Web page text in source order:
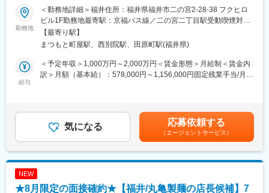
変更の範囲：会社の定める業務
GitLab（マージリクエストベースでレビューを実施）
【コラボレーションツール】
Google Workspace、Redmine、Slack、Jira
■開発体制・開発スタイル：
【開発体制】
当社は一人一人のメンバーが主体的・自発的な開発が行えるよ
2週間～1ヶ月（チームにより異なる）に1回のサイクルでリリー
います。
■業務内容：
以下のような横断的な業務を担っていただきます。
・複数プロダクト・チームにまたがる技術的課題の抽出・改善の
主導
・技術ロードマップの策定と実行、技術投資に関する提言・意思
決定支援
・共通基盤・アーキテクチャ設計（API基盤、データ基盤、開発基
・新規技術導入の検証・PoC、プロダクト横断的な技術選定
・各チーム・部門との連携／技術的なボトルネックの解消
・技術組織構造・採用・育成に関する提案・推進
■技術スタック：
勤務地
＜勤務地詳細＞福井住所：福井県福井市二の宮2-28-38 フクヒロ
ビル1F勤務地最寄駅：京福バス線／二の宮二丁目駅受動喫煙対
策：屋内全面禁煙変更の範囲：会社の定める事業所
【最寄り駅】
まつもと町屋駅、西別院駅、田原町駅(福井県)
給与
＜予定年収＞1,000万円～2,000万円＜賃金形態＞月給制＜賃金内
訳＞月額（基本給）：578,000円～1,156,000円固定残業手当/月：
経験・能力等を考慮の上、当社規定により決定します。■給与改
定：年1回（業務内容と給与に大幅な乖離がある場合は、都度実施
することがあります）■決算賞与：年1回※過去実績2ヶ月（業績に
よる）賃金はあくまでも目安の金額であり、選考を通じて上下す
る可能性があります。月給(月額)は固定手当を含めた表記です。
気になる 応募依頼する
（エージェントサービス）
NEW
★8月限定の面接確約★【福井/丸亀製麺の店長候補】7